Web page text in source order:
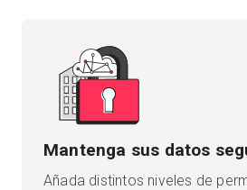
Mantenga sus datos
Añada distintos niveles de